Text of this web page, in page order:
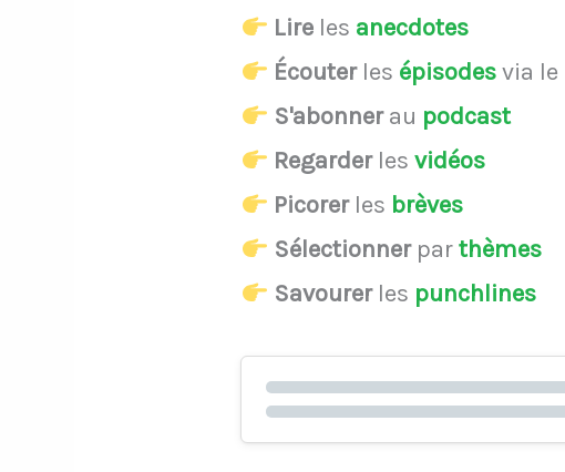
Lire les anecdotes
Écouterles épisodesvia le
S'abonnerau podcast
Regarderlesvidéos
Picorerles brèves
Sélectionnerparthèmes
Savourerles punchlines